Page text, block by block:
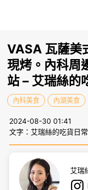
VASA 瓦薩美
現烤。內科周
站 – 艾瑞絲的
內科美食 內湖美食
2024-08-30 01:41
文字：艾瑞絲的吃貨日常
艾瑞